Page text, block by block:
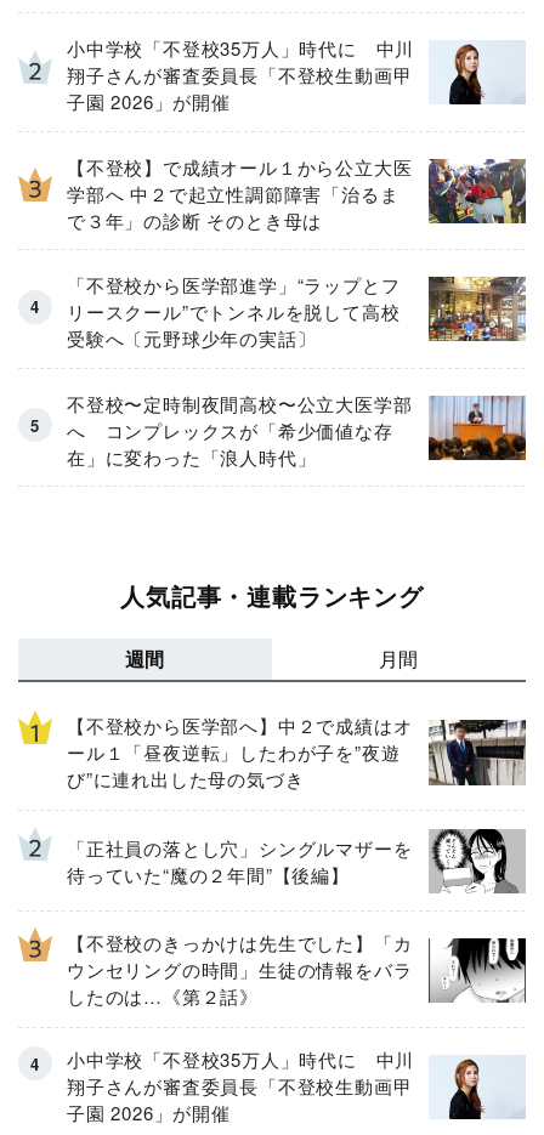
小中学校「不登校35万人」時代に 中川
翔子さんが審査委員長「不登校生動画甲
子園 2026」が開催
【不登校】で成績オール１から公立大医
学部へ 中２で起立性調節障害「治るま
で３年」の診断 そのとき母は
「不登校から医学部進学」“ラップとフ
リースクール”でトンネルを脱して高校
受験へ〔元野球少年の実話〕
不登校〜定時制夜間高校〜公立大医学部
へ コンプレックスが「希少価値な存
在」に変わった「浪人時代」
人気記事・連載ランキング
週間 月間
【不登校から医学部へ】中２で成績はオ
ール１「昼夜逆転」したわが子を”夜遊
び”に連れ出した母の気づき
「正社員の落とし穴」シングルマザーを
待っていた“魔の２年間”【後編】
【不登校のきっかけは先生でした】「カ
ウンセリングの時間」生徒の情報をバラ
したのは…《第２話》
小中学校「不登校35万人」時代に 中川
翔子さんが審査委員長「不登校生動画甲
子園 2026」が開催